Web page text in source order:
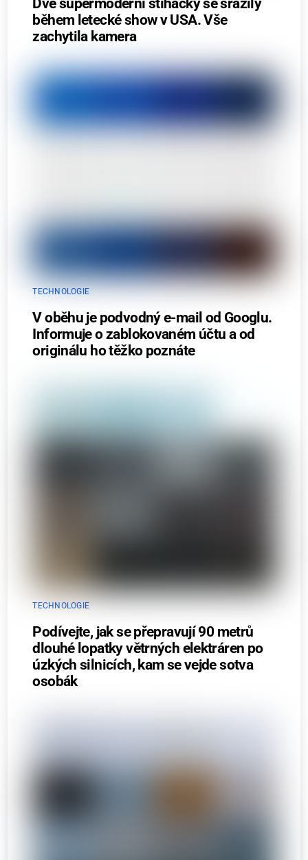
Dvě supermoderní stíhačky se srazily
během letecké show v USA. Vše
zachytila kamera
TECHNOLOGIE
V oběhu je podvodný e-mail od Googlu.
Informuje o zablokovaném účtu a od
originálu ho těžko poznáte
TECHNOLOGIE
Podívejte, jak se přepravují 90 metrů
dlouhé lopatky větrných elektráren po
úzkých silnicích, kam se vejde sotva
osobák